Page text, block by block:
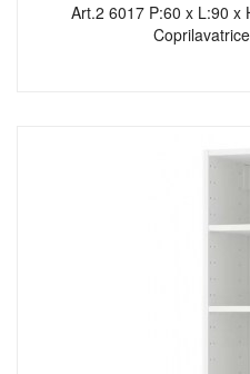
Art.2 6017 P:60 x L:90 x